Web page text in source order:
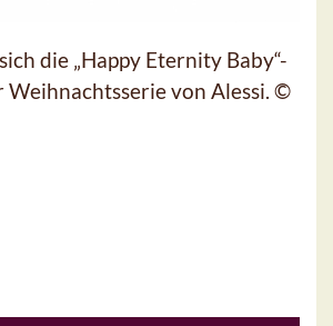
die „Happy Eternity Baby“-
Weihnachtsserie von Alessi. ©